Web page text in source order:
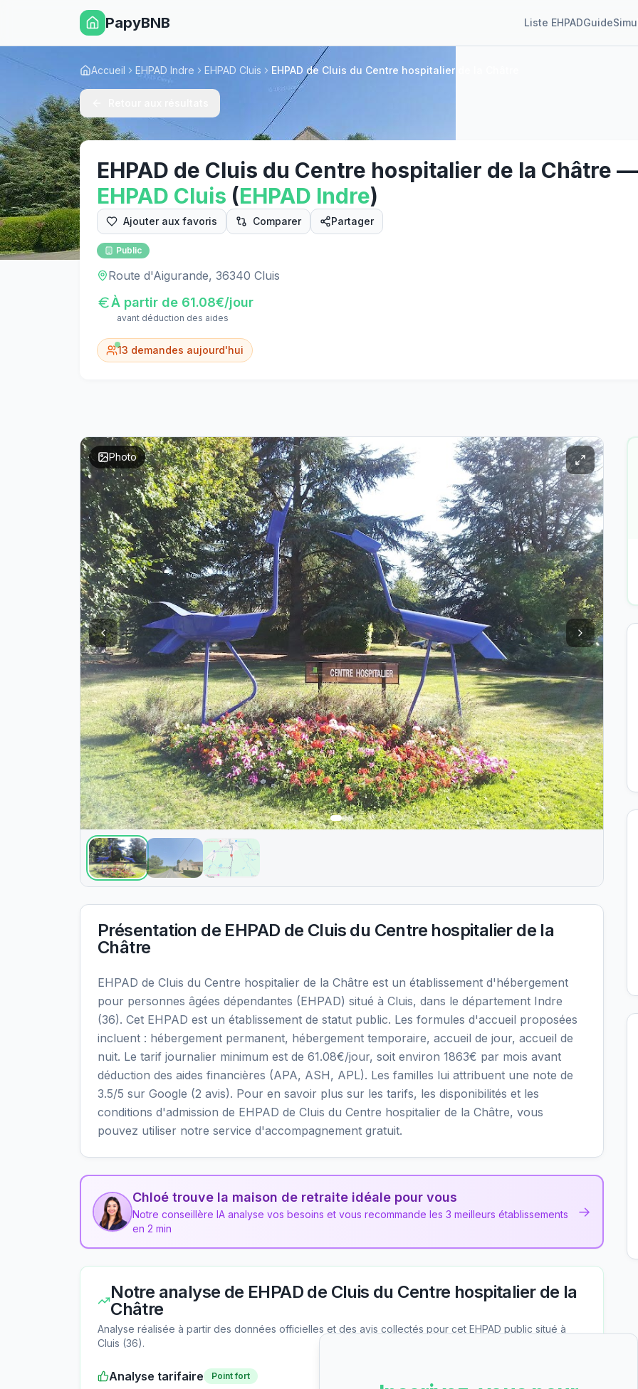
PapyBNB Liste EHPADGuide
Accueil EHPAD Indre EHPAD Cluis EHPAD de Cluis du Centre hospitalier de la Châtre
EHPAD de Cluis du Centre hospitalier de la Châtre —
EHPAD Cluis (EHPAD Indre)
Ajouter aux favoris Comparer Partager
Public
Route d'Aigurande, 36340 Cluis
À partir de 61.08€/jour
avant déduction des aides
13 demandes aujourd'hui
Photo
Présentation de EHPAD de Cluis du Centre hospitalier de la
Châtre
EHPAD de Cluis du Centre hospitalier de la Châtre est un établissement d'hébergement
pour personnes âgées dépendantes (EHPAD) situé à Cluis, dans le département Indre
(36). Cet EHPAD est un établissement de statut public. Les formules d'accueil proposées
incluent : hébergement permanent, hébergement temporaire, accueil de jour, accueil de
nuit. Le tarif journalier minimum est de 61.08€/jour, soit environ 1863€ par mois avant
déduction des aides financières (APA, ASH, APL). Les familles lui attribuent une note de
3.5/5 sur Google (2 avis). Pour en savoir plus sur les tarifs, les disponibilités et les
conditions d'admission de EHPAD de Cluis du Centre hospitalier de la Châtre, vous
pouvez utiliser notre service d'accompagnement gratuit.
Chloé trouve la maison de retraite idéale pour vous
Notre conseillère IA analyse vos besoins et vous recommande les 3 meilleurs établissements
en 2 min
→
Notre analyse de EHPAD de Cluis du Centre hospitalier de la
Châtre
Analyse réalisée à partir des données officielles et des avis collectés pour cet EHPAD public situé à
Cluis (36).
Analyse tarifaire Point fort